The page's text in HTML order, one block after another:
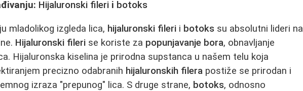
Hijaluronski fileri i botoks
mladolikog izgleda lica, hijaluronski fileri i botoks su absolutni lideri na
Hijaluronski fileri se koriste za popunjavanje bora, obnavljanje
Hijaluronska kiselina je prirodna supstanca u našem telu koja
precizno odabranih hijaluronskih filera postiže se prirodan i
izraza "prepunog" lica. S druge strane, botoks, odnosno